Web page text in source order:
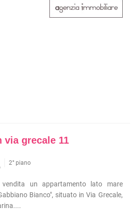
via grecale 11
2° piano
un appartamento lato mare
Bianco", situato in Via Grecale,